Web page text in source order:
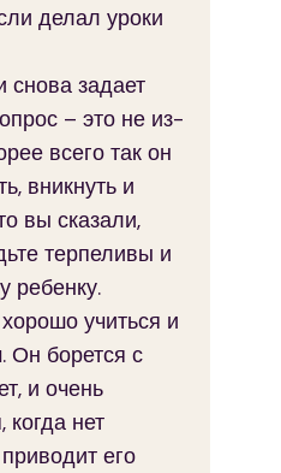
делал уроки
снова задает
– это не из-
всего так он
вникнуть и
вы сказали,
терпеливы и
ребенку.
учиться и
Он борется с
и очень
когда нет
его